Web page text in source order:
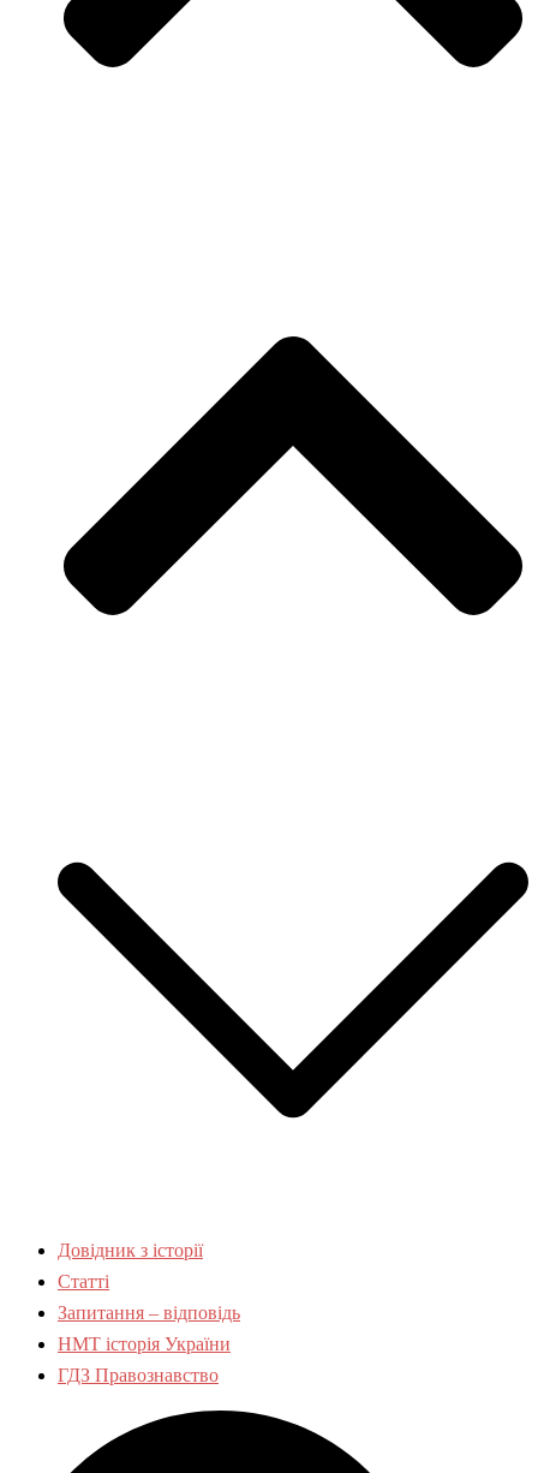
Довідник з історії
Статті
Запитання – відповідь
НМТ історія України
ГДЗ Правознавство